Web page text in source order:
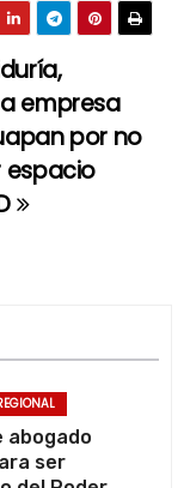
empresa
por no
espacio
abogado
ser